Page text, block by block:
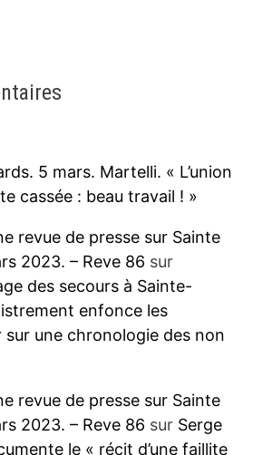
5 mars. Martelli. « L’union
cassée : beau travail ! »
revue de presse sur Sainte
2023. – Reve 86 sur
des secours à Sainte-
enfonce les
sur une chronologie des non
revue de presse sur Sainte
2023. – Reve 86 sur Serge
le « récit d’une faillite